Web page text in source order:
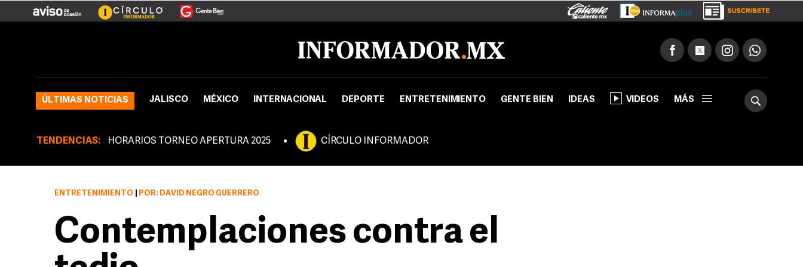
ÚLTIMAS NOTICIAS JALISCO MÉXICO INTERNACIONAL DEPORTE ENTRETENIMIENTO GENTE BIEN IDEAS VIDEOS MÁS
TENDENCIAS: HORARIOS TORNEO APERTURA 2025 CÍRCULO INFORMADOR
ENTRETENIMIENTO POR: DAVID NEGRO GUERRERO
Contemplaciones contra el